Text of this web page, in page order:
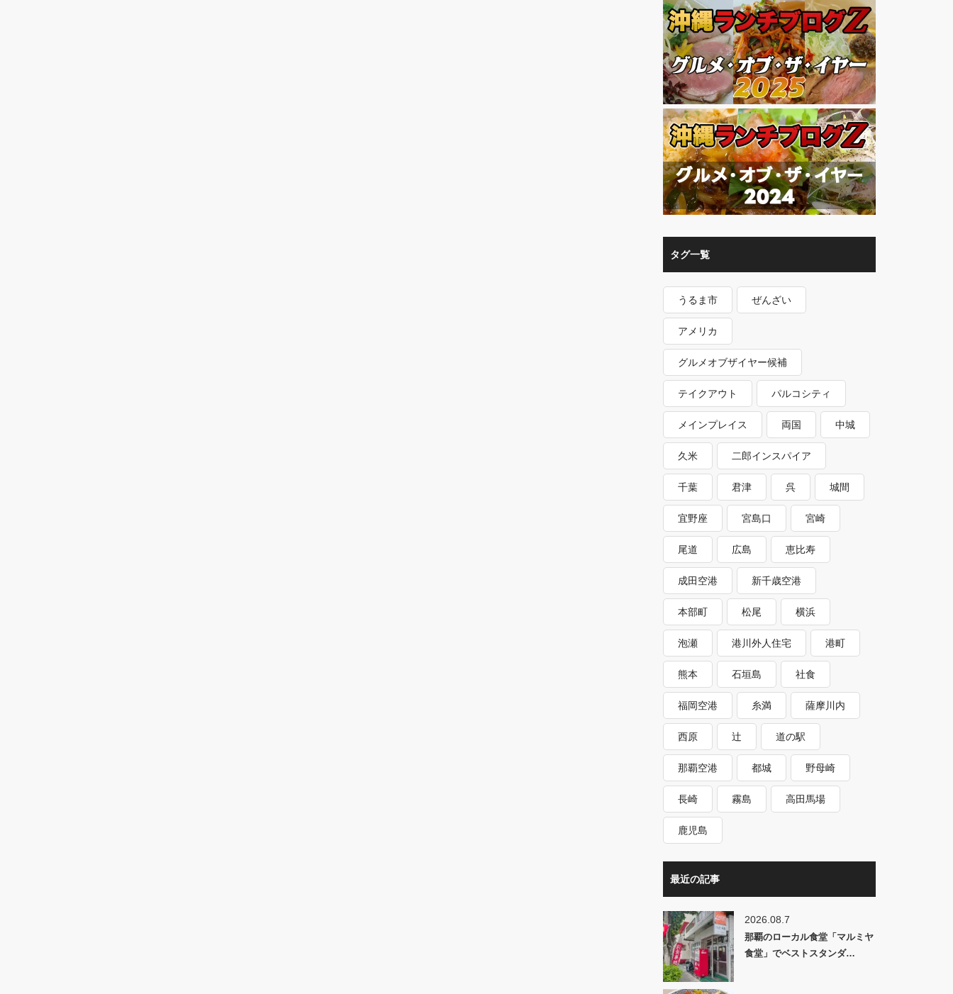
タグ一覧
うるま市 ぜんざい
アメリカ
グルメオブザイヤー候補
テイクアウト パルコシティ
メインプレイス 両国 中城
久米 二郎インスパイア
千葉 君津 呉 城間
宜野座 宮島口 宮崎
尾道 広島 恵比寿
成田空港 新千歳空港
本部町 松尾 横浜
泡瀬 港川外人住宅 港町
熊本 石垣島 社食
福岡空港 糸満 薩摩川内
西原 辻 道の駅
那覇空港 都城 野母崎
長崎 霧島 高田馬場
鹿児島
最近の記事
2026.08.7
那覇のローカル食堂「マルミヤ
食堂」でベストスタンダ…